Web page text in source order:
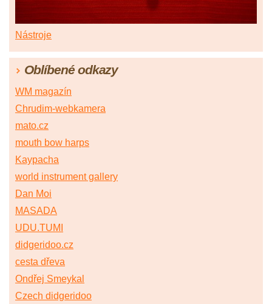
Nástroje
Oblíbené odkazy
WM magazín
Chrudim-webkamera
mato.cz
mouth bow harps
Kaypacha
world instrument gallery
Dan Moi
MASADA
UDU.TUMI
didgeridoo.cz
cesta dřeva
Ondřej Smeykal
Czech didgeridoo